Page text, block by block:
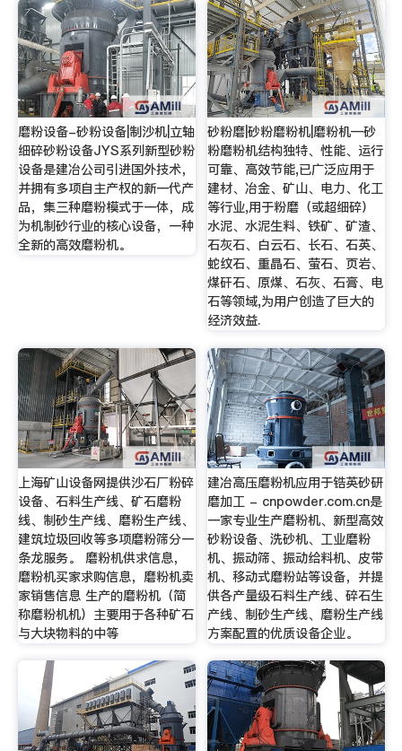
磨粉设备-砂粉设备|制沙机|立轴
细碎砂粉设备JYS系列新型砂粉
设备是建冶公司引进国外技术，
并拥有多项自主产权的新一代产
品，集三种磨粉模式于一体，成
为机制砂行业的核心设备，一种
全新的高效磨粉机。
砂粉磨|砂粉磨粉机|磨粉机—砂
粉磨粉机结构独特、性能、运行
可靠、高效节能,已广泛应用于
建材、冶金、矿山、电力、化工
等行业,用于粉磨（或超细碎）
水泥、水泥生料、铁矿、矿渣、
石灰石、白云石、长石、石英、
蛇纹石、重晶石、萤石、页岩、
煤矸石、原煤、石灰、石膏、电
石等领域,为用户创造了巨大的
经济效益.
上海矿山设备网提供沙石厂粉碎
设备、石料生产线、矿石磨粉
线、制砂生产线、磨粉生产线、
建筑垃圾回收等多项磨粉筛分一
条龙服务。 磨粉机供求信息，
磨粉机买家求购信息，磨粉机卖
家销售信息 生产的磨粉机（简
称磨粉机机）主要用于各种矿石
与大块物料的中等
建冶高压磨粉机应用于锆英砂研
磨加工 - cnpowder.com.cn是
一家专业生产磨粉机、新型高效
砂粉设备、洗砂机、工业磨粉
机、振动筛、振动给料机、皮带
机、移动式磨粉站等设备，并提
供各产量级石料生产线、碎石生
产线、制砂生产线、磨粉生产线
方案配置的优质设备企业。